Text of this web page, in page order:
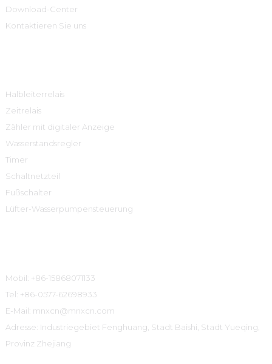
Download-Center
Kontaktieren Sie uns
Halbleiterrelais
Zeitrelais
Zähler mit digitaler Anzeige
Wasserstandsregler
Timer
Schaltnetzteil
Fußschalter
Lüfter-Wasserpumpensteuerung
Mobil: +86-15868071133
Tel: +86-0577-62698933
E-Mail: mnxcn@mnxcn.com
Adresse: Industriegebiet Fenghuang, Stadt Baishi, Stadt Yueqing,
Provinz Zhejiang